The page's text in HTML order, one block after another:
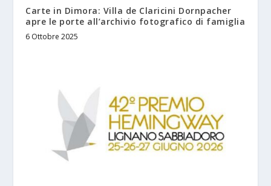
Carte in Dimora: Villa de Claricini Dornpacher
apre le porte all’archivio fotografico di famiglia
6 Ottobre 2025